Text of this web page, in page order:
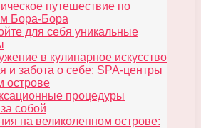
путешествие по
Бора-Бора
для себя уникальные
в кулинарное искусство
и забота о себе: SPA-центры
острове
процедуры
собой
на великолепном острове: